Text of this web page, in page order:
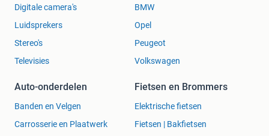
Digitale camera's
Luidsprekers
Stereo's
Televisies
BMW
Opel
Peugeot
Volkswagen
Auto-onderdelen
Banden en Velgen
Carrosserie en Plaatwerk
Fietsen en Brommers
Elektrische fietsen
Fietsen | Bakfietsen